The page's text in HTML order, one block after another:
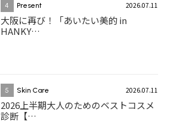
4 Present 2026.07.11
大阪に再び！「あいたい美的 in
HANKY…
5 Skin Care 2026.07.11
2026上半期大人のためのベストコスメ
診断【…